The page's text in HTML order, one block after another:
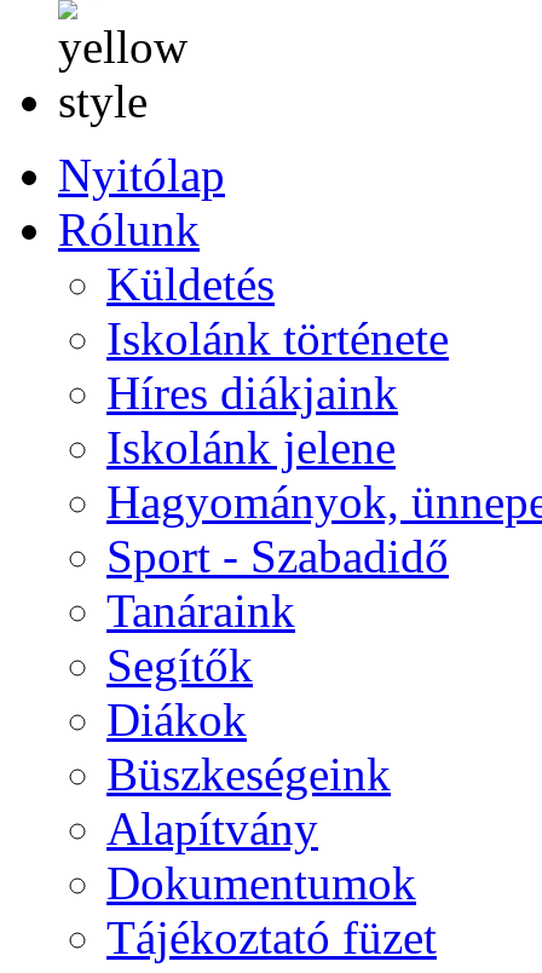
Nyitólap
Rólunk
Küldetés
Iskolánk története
Híres diákjaink
Iskolánk jelene
Hagyományok,
Sport - Szabadidő
Tanáraink
Segítők
Diákok
Büszkeségeink
Alapítvány
Dokumentumok
Tájékoztató füzet